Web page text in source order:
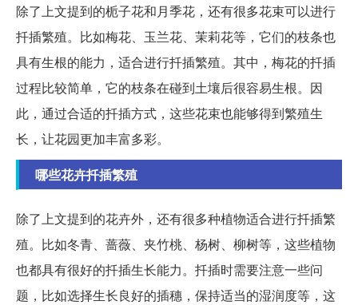
除了上文提到的栀子花和月季花，还有很多花束可以进行
扦插繁殖。比如梅花、玉兰花、茉莉花等，它们的枝条也
具有生根的能力，适合进行扦插繁殖。其中，梅花的扦插
过程比较简单，它的枝条在碰到土壤后很容易生根。因
此，通过合适的扦插方式，这些花束也能够得到繁殖生
长，让花园更加丰富多彩。
哪些花卉扦插繁殖
除了上文提到的花卉外，还有很多种植物适合进行扦插繁
殖。比如冬青、蔷薇、夹竹桃、杨树、柳树等，这些植物
也都具有很好的扦插生长能力。扦插时需要注意一些问
题，比如选择生长良好的插穗，保持适当的湿润度等，这